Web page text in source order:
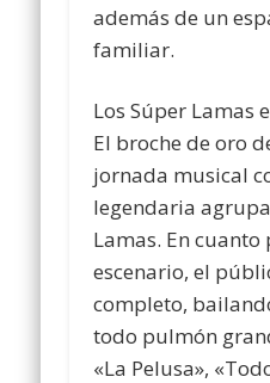
además de un
familiar.
Los Súper Lamas
El broche de oro
jornada musical
legendaria
Lamas. En cuanto
escenario, el
completo,
todo pulmón
«La Pelusa»,